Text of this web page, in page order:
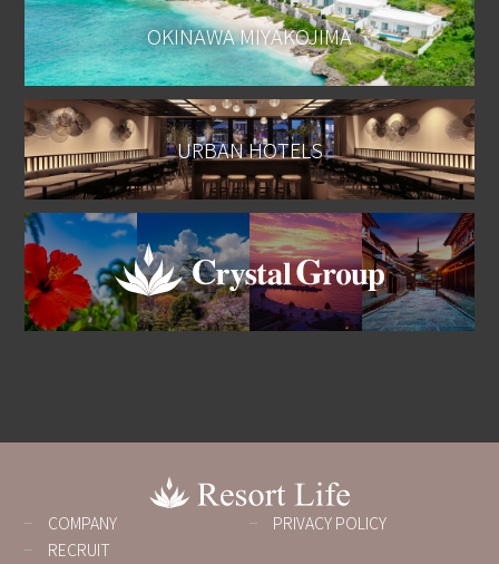
OKINAWA MIYAKOJIMA
URBAN HOTELS
COMPANY
PRIVACY POLICY
RECRUIT